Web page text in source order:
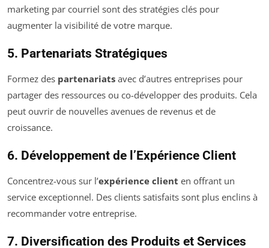
marketing par courriel sont des stratégies clés pour
augmenter la visibilité de votre marque.
5. Partenariats Stratégiques
Formez des partenariats avec d’autres entreprises pour
partager des ressources ou co-développer des produits. Cela
peut ouvrir de nouvelles avenues de revenus et de
croissance.
6. Développement de l’Expérience Client
Concentrez-vous sur l’expérience client en offrant un
service exceptionnel. Des clients satisfaits sont plus enclins à
recommander votre entreprise.
7. Diversification des Produits et Services